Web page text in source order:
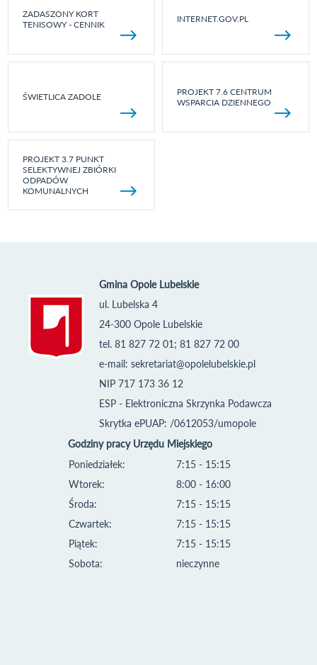
ZADASZONY KORT
TENISOWY - CENNIK
INTERNET.GOV.PL
ŚWIETLICA ZADOLE
PROJEKT 7.6 CENTRUM
WSPARCIA DZIENNEGO
PROJEKT 3.7 PUNKT
SELEKTYWNEJ ZBIÓRKI
ODPADÓW
KOMUNALNYCH
Gmina Opole Lubelskie
ul. Lubelska 4
24-300 Opole Lubelskie
tel. 81 827 72 01; 81 827 72 00
e-mail: sekretariat@opolelubelskie.pl
NIP 717 173 36 12
ESP - Elektroniczna Skrzynka Podawcza
Skrytka ePUAP: /0612053/umopole
Godziny pracy Urzędu Miejskiego
Poniedziałek:
Wtorek:
Środa:
Czwartek:
Piątek:
Sobota:
7:15 - 15:15
8:00 - 16:00
7:15 - 15:15
7:15 - 15:15
7:15 - 15:15
nieczynne